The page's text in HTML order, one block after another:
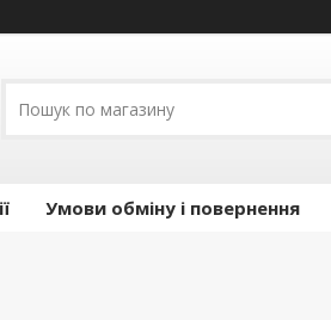
Умови обміну і повернення